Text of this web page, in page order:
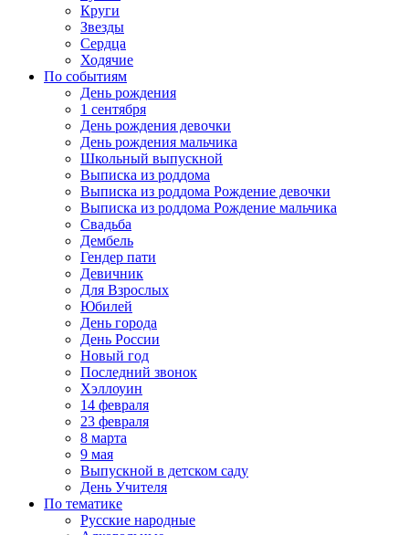
Круги
Звезды
Сердца
Ходячие
По событиям
День рождения
1 сентября
День рождения девочки
День рождения мальчика
Школьный выпускной
Выписка из роддома
Выписка из роддома Рождение девочки
Выписка из роддома Рождение мальчика
Свадьба
Дембель
Гендер пати
Девичник
Для Взрослых
Юбилей
День города
День России
Новый год
Последний звонок
Хэллоуин
14 февраля
23 февраля
8 марта
9 мая
Выпускной в детском саду
День Учителя
По тематике
Русские народные